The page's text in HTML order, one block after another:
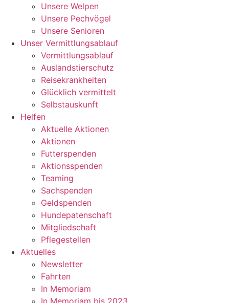
Unsere Welpen
Unsere Pechvögel
Unsere Senioren
Unser Vermittlungsablauf
Vermittlungsablauf
Auslandstierschutz
Reisekrankheiten
Glücklich vermittelt
Selbstauskunft
Helfen
Aktuelle Aktionen
Aktionen
Futterspenden
Aktionsspenden
Teaming
Sachspenden
Geldspenden
Hundepatenschaft
Mitgliedschaft
Pflegestellen
Aktuelles
Newsletter
Fahrten
In Memoriam